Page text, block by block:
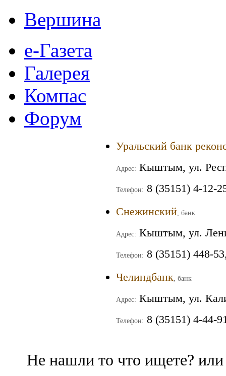
Вершина
е-Газета
Галерея
Компас
Форум
Уральский банк
Адрес: Кыштым, ул.
Телефон: 8 (35151) 4-12-
Снежинский, банк
Адрес: Кыштым, ул.
Телефон: 8 (35151) 448-
Челиндбанк, банк
Адрес: Кыштым, ул.
Телефон: 8 (35151) 4-44-
Не нашли то что ищете?